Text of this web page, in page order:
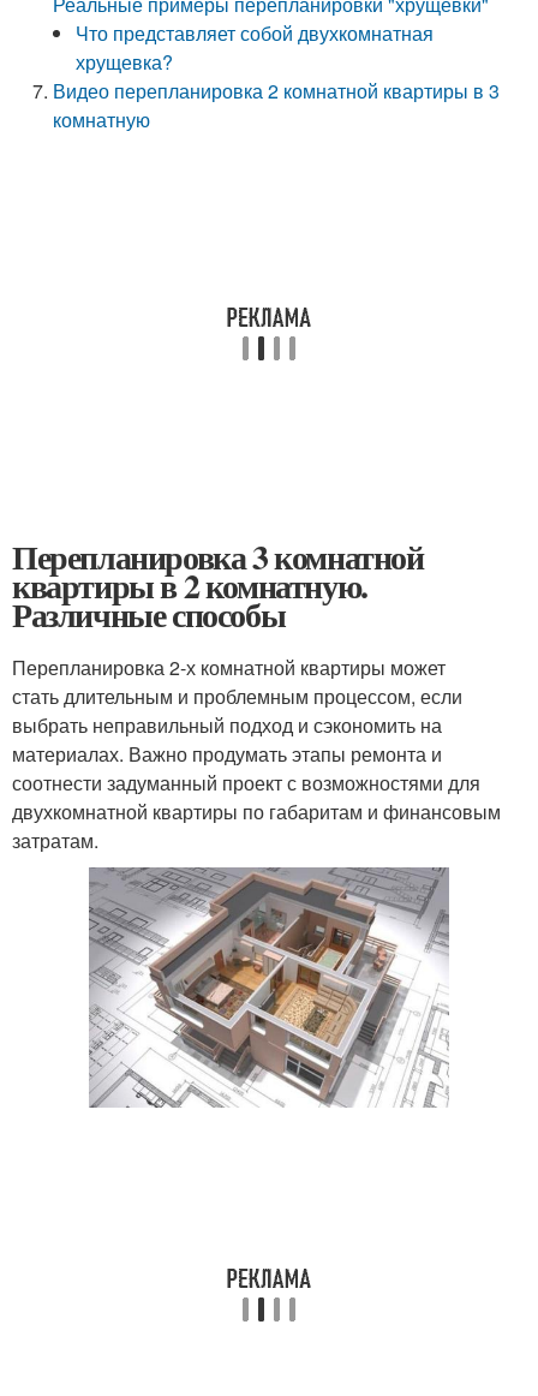
Что представляет собой двухкомнатная
хрущевка?
Видео перепланировка 2 комнатной квартиры в 3
комнатную
Перепланировка 3 комнатной
квартиры в 2 комнатную.
Различные способы
Перепланировка 2-х комнатной квартиры может
стать длительным и проблемным процессом, если
выбрать неправильный подход и сэкономить на
материалах. Важно продумать этапы ремонта и
соотнести задуманный проект с возможностями для
двухкомнатной квартиры по габаритам и финансовым
затратам.